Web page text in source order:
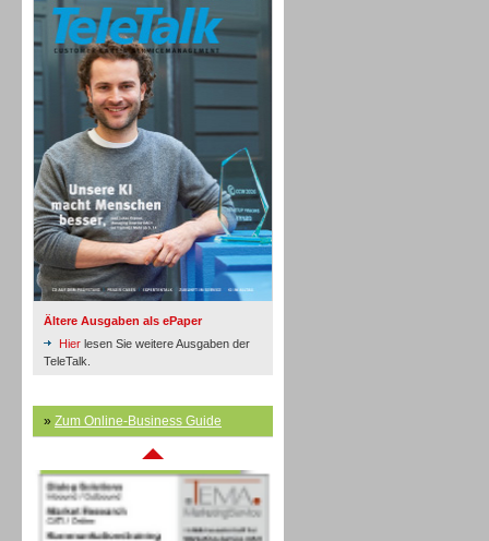
Ältere Ausgaben als ePaper
Hier lesen Sie weitere Ausgaben der
TeleTalk.
» Zum Online-Business Guide
Inbound
Inbound